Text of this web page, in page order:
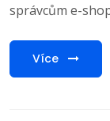
správcům e-
Více